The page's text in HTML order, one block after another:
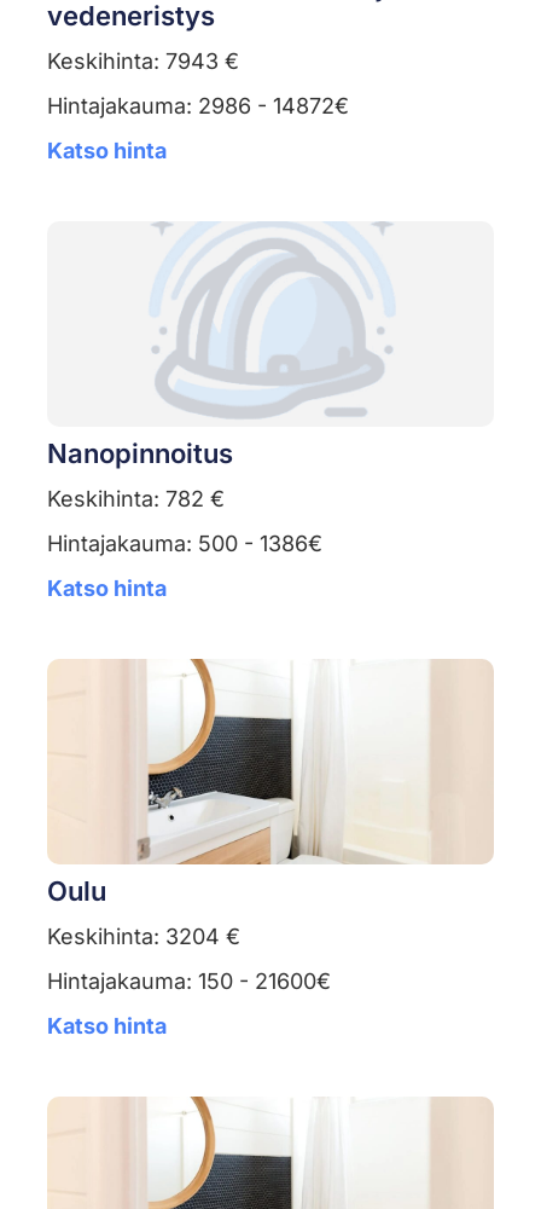
vedeneristys
Keskihinta: 7943 €
Hintajakauma: 2986 - 14872€
Katso hinta
Nanopinnoitus
Keskihinta: 782 €
Hintajakauma: 500 - 1386€
Katso hinta
Oulu
Keskihinta: 3204 €
Hintajakauma: 150 - 21600€
Katso hinta